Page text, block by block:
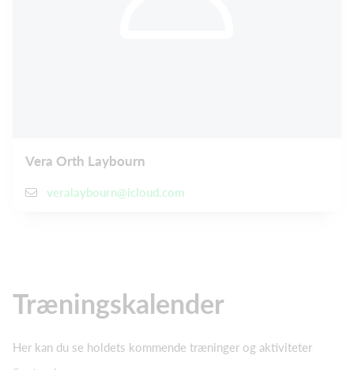
Vera Orth Laybourn
veralaybourn@icloud.com
Træningskalender
Her kan du se holdets kommende træninger og aktiviteter